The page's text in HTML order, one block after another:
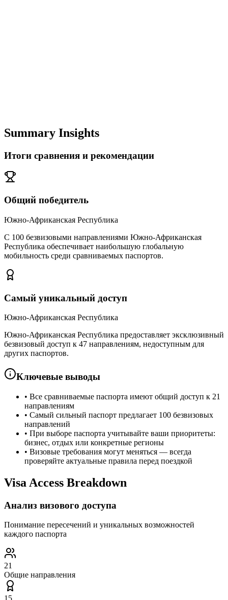
Summary Insights
Итоги сравнения и рекомендации
Общий победитель
Южно-Африканская Республика
С 100 безвизовыми направлениями Южно-Африканская
Республика обеспечивает наибольшую глобальную
мобильность среди сравниваемых паспортов.
Самый уникальный доступ
Южно-Африканская Республика
Южно-Африканская Республика предоставляет эксклюзивный
безвизовый доступ к 47 направлениям, недоступным для
других паспортов.
Ключевые выводы
• Все сравниваемые паспорта имеют общий доступ к 21
направлениям
• Самый сильный паспорт предлагает 100 безвизовых
направлений
• При выборе паспорта учитывайте ваши приоритеты:
бизнес, отдых или конкретные регионы
• Визовые требования могут меняться — всегда
проверяйте актуальные правила перед поездкой
Visa Access Breakdown
Анализ визового доступа
Понимание пересечений и уникальных возможностей
каждого паспорта
21
Общие направления